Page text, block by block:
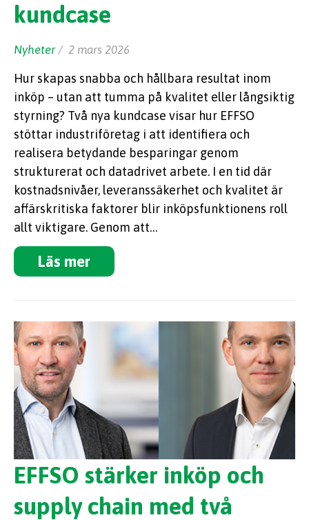
kundcase
Nyheter / 2 mars 2026
Hur skapas snabba och hållbara resultat inom
inköp – utan att tumma på kvalitet eller långsiktig
styrning? Två nya kundcase visar hur EFFSO
stöttar industriföretag i att identifiera och
realisera betydande besparingar genom
strukturerat och datadrivet arbete. I en tid där
kostnadsnivåer, leveranssäkerhet och kvalitet är
affärskritiska faktorer blir inköpsfunktionens roll
allt viktigare. Genom att…
Läs mer
EFFSO stärker inköp och
supply chain med två